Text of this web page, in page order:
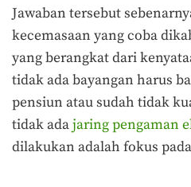
Jawaban tersebut
kecemasaan yang coba
yang berangkat dari
tidak ada bayangan harus
pensiun atau sudah tidak
tidak adajaring pengaman
dilakukan adalah fokus